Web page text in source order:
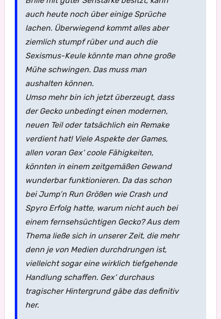
auch heute noch über einige Sprüche
lachen. Überwiegend kommt alles aber
ziemlich stumpf rüber und auch die
Sexismus-Keule könnte man ohne große
Mühe schwingen. Das muss man
aushalten können.
Umso mehr bin ich jetzt überzeugt, dass
der Gecko unbedingt einen modernen,
neuen Teil oder tatsächlich ein Remake
verdient hat! Viele Aspekte der Games,
allen voran Gex‘ coole Fähigkeiten,
könnten in einem zeitgemäßen Gewand
wunderbar funktionieren. Da das schon
bei Jump’n Run Größen wie Crash und
Spyro Erfolg hatte, warum nicht auch bei
einem fernsehsüchtigen Gecko? Aus dem
Thema ließe sich in unserer Zeit, die mehr
denn je von Medien durchdrungen ist,
vielleicht sogar eine wirklich tiefgehende
Handlung schaffen. Gex‘ durchaus
tragischer Hintergrund gäbe das definitiv
her.